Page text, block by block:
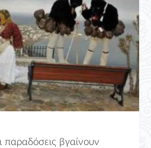
βγαίνουν